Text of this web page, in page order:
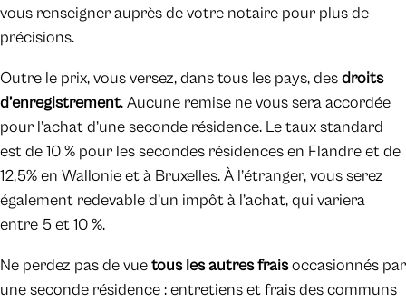
vous renseigner auprès de votre notaire pour plus de
précisions.
Outre le prix, vous versez, dans tous les pays, desdroits
d’enregistrement. Aucune remise ne vous sera accordée
pour l’achat d’une seconde résidence. Le taux standard
est de 10 % pour les secondes résidences en Flandre et de
12,5% en Wallonie et à Bruxelles. À l’étranger, vous serez
également redevable d’un impôt à l’achat, qui variera
entre 5 et 10 %.
Ne perdez pas de vuetous les autres fraisoccasionnés par
une seconde résidence : entretiens et frais des communs